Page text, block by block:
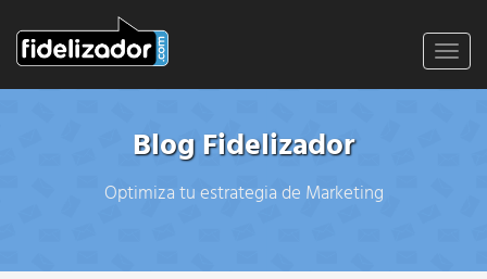
Blog Fidelizador
Optimiza tu estrategia de Marketing